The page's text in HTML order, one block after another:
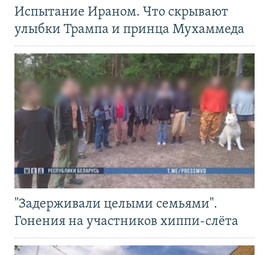
Испытание Ираном. Что скрывают
улыбки Трампа и принца Мухаммеда
"Задерживали целыми семьями".
Гонения на участников хиппи-слёта